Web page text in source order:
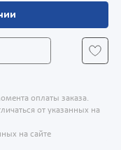
оплаты заказа.
от указанных на
на сайте